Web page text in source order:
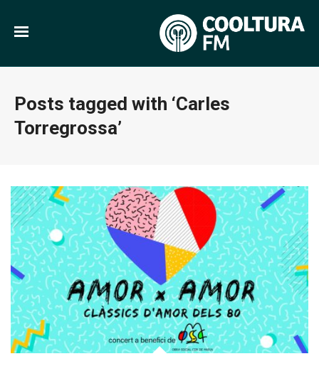
Posts tagged with ‘Carles
Torregrossa’